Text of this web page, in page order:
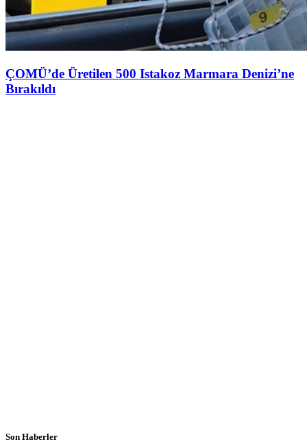
ÇOMÜ’de Üretilen 500 Istakoz Marmara Denizi’ne
Bırakıldı
Son Haberler